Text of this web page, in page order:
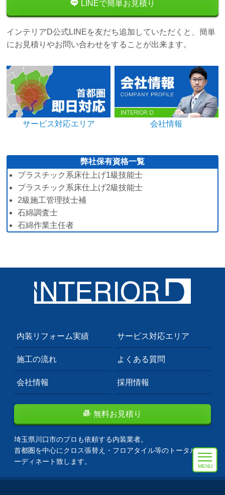
MENU
LINEで簡単お見積り
インテリアD公式LINEを友だち追加していただくと、簡単
にお見積りやお問い合わせをすることが出来ます。
サービス対応エリア 会社情報
弊社保有資格一覧
プラスチック系床仕上げ1級技能士
プラスチック系床仕上げ2級技能士
2級施工管理技士補
石綿調査士
石綿作業主任者
内装リフォーム実績 サービス対応エリア
施工の流れ よくある質問
会社情報 採用情報
無料お見積り
埼玉県川口市のプロも依頼する内装業者。
首都圏を中心にクロス張替え・フロアタイル等のトータルコ
ーディネート致します。